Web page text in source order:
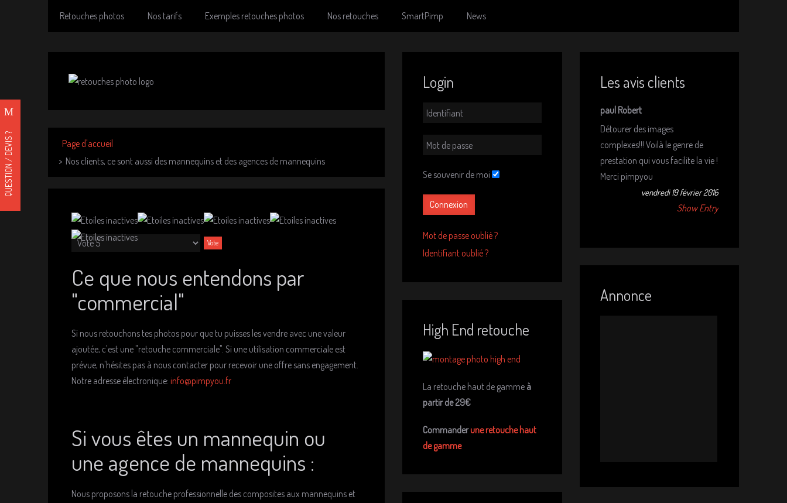
Retouches photos Nos tarifs Exemples retouches photos Nos retouches SmartPimp News
Page d'accueil
Nos clients, ce sont aussi des mannequins et des agences de mannequins
Veuillez
Ce que nous entendons par
"commercial"
Si nous retouchons tes photos pour que tu puisses les vendre avec une valeur
ajoutée, c'est une "retouche commerciale". Si une utilisation commerciale est
prévue, n'hésites pas à nous contacter pour recevoir une offre sans engagement.
Notre adresse électronique: info@pimpyou.fr
Si vous êtes un mannequin ou
une agence de mannequins :
Nous proposons la retouche professionnelle des composites aux mannequins et
Login
Se souvenir de moi
Connexion
Mot de passe oublié ?
Identifiant oublié ?
High End retouche
La retouche haut de gamme à
partir de 29€
Commanderune retouche haut
de gamme
Les avis clients
paul Robert
Détourer des images
complexes!!! Voilà le genre de
prestation qui vous facilite la vie !
Merci pimpyou
vendredi 19 février 2016
Show Entry
Annonce
QUESTION / DEVIS ?